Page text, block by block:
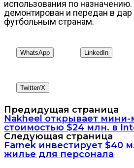
использования по
демонтирован и передан в
футбольным странам.
WhatsApp LinkedIn
Twitter/X
Предидущая страница
Nakheel открывает
стоимостью $24 млн. в
Следующая страница
Farnek инвестирует $40
жилье для персонала